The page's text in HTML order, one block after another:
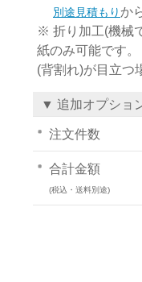
別途見積もりか
※ 折り加工(機械
紙のみ可能です
(背割れ)が目立つ
▼ 追加オプショ
注文件数
合計金額
(税込・送料別途)